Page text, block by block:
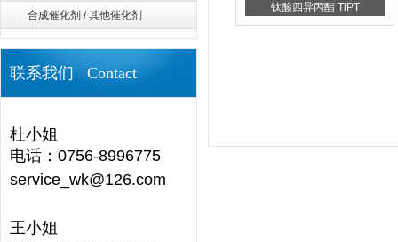
合成催化剂 / 其他催化剂
联系我们 Contact
杜小姐
电话：0756-8996775
service_wk@126.com
王小姐
钛酸四异丙酯 TiPT